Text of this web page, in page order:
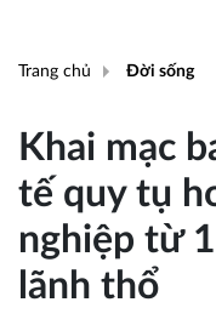
Trang chủ Đời sống
Khai mạc
tế quy tụ
nghiệp từ
lãnh thổ